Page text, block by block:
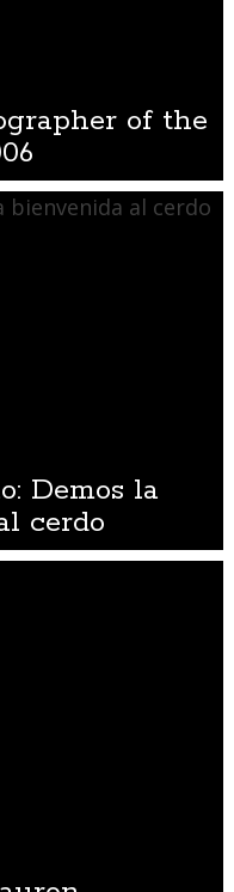
of the
Demos la
cerdo